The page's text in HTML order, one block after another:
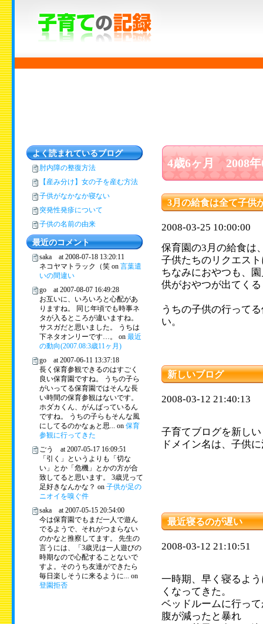
4歳6ヶ月 2008年
3月の給食は全て子供
2008-03-25 10:00:00
保育園の3月の給食は
子供たちのリクエス
ちなみにおやつも、
供がおやつが出てく
うちの子供の行って
い。
新しいブログ
2008-03-12 21:40:13
子育てブログを新し
ドメイン名は、子供
最近寝るのが遅い
2008-03-12 21:10:51
一時期、早く寝るよ
くなってきた。
ベッドルームに行っ
腹が減ったと暴れ
よく読まれているブログ
肘内障の整復方法
【産み分け】女の子を産む方法
子供がなかなか寝ない
突発性発疹について
子供の名前の由来
最近のコメント
saka at 2008-07-18 13:20:11
ネコヤマトラック（笑 on 言葉遣
いの間違い
go at 2007-08-07 16:49:28
お互いに、いろいろと心配があ
りますね。 同じ年頃でも時事ネ
タが入るところが違いますね。
サスガだと思いました。 うちは
下ネタオンリーです…。 on 最近
の動向(2007.08:3歳11ヶ月)
go at 2007-06-11 13:37:18
長く保育参観できるのはすごく
良い保育園ですね。 うちの子ら
がいってる保育園ではそんな長
い時間の保育参観はないです。
ホダカくん、がんばっているん
ですね。 うちの子らもそんな風
にしてるのかなぁと思... on 保育
参観に行ってきた
ごう at 2007-05-17 16:09:51
「引く」というよりも「切な
い」とか「危機」とかの方が合
致してると思います。 3歳児って
足好きなんかな？ on 子供が足の
ニオイを嗅ぐ件
saka at 2007-05-15 20:54:00
今は保育園でもまだ一人で遊ん
でるようで、それがつまらない
のかなと推察してます。 先生の
言うには、「3歳児は一人遊びの
時期なので心配することないで
すよ。そのうち友達ができたら
毎日楽しそうに来るように... on
登園拒否